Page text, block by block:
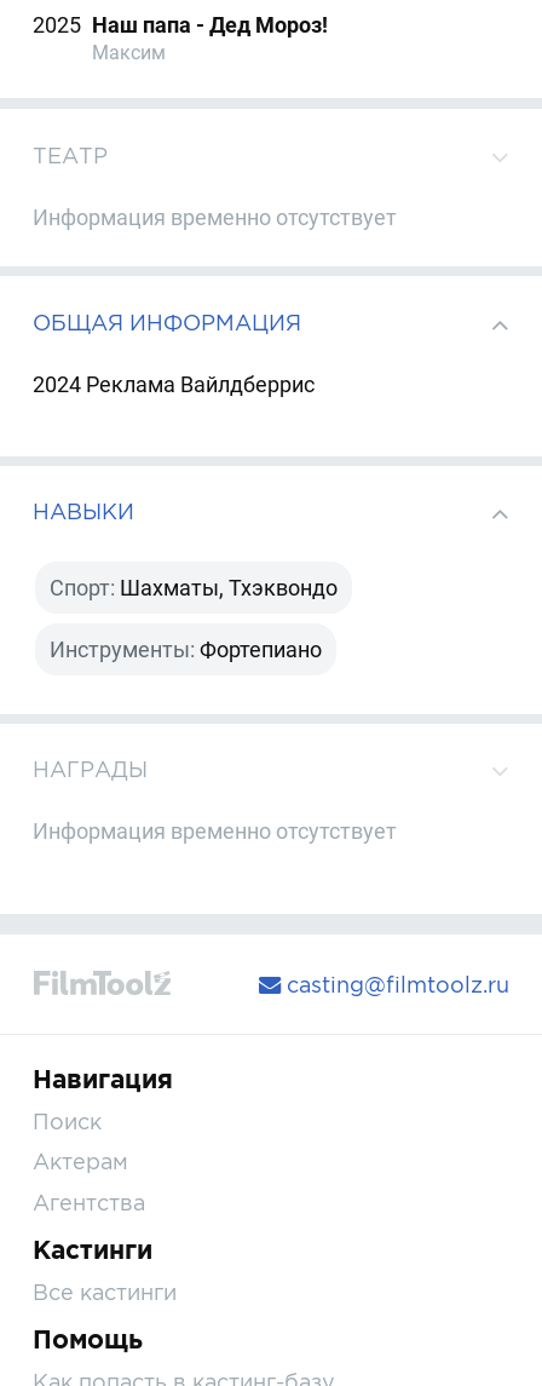
2025 Наш папа - Дед Мороз!
Максим
ТЕАТР
Информация временно отсутствует
ОБЩАЯ ИНФОРМАЦИЯ
2024 Реклама Вайлдберрис
НАВЫКИ
Спорт: Шахматы, Тхэквондо
Инструменты: Фортепиано
НАГРАДЫ
Информация временно отсутствует
casting@filmtoolz.ru
Навигация
Поиск
Актерам
Агентства
Кастинги
Все кастинги
Помощь